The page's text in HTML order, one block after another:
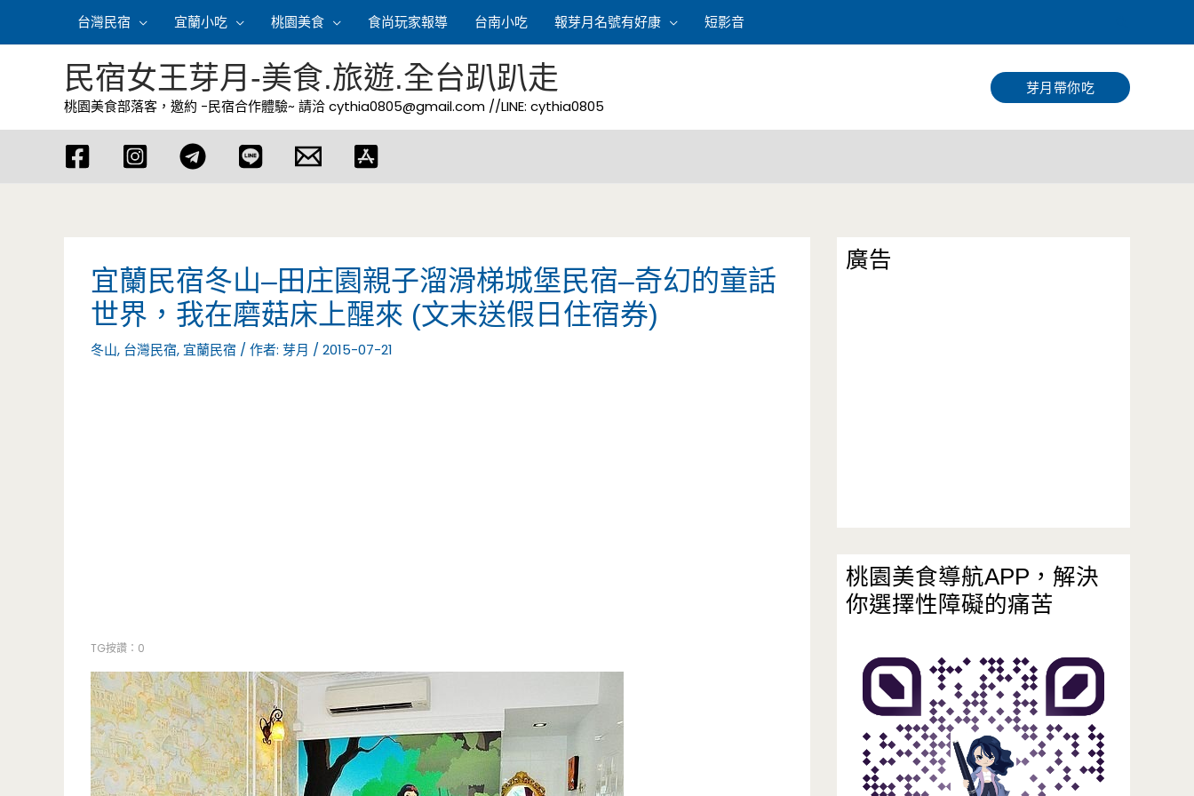
容
台灣民宿 宜蘭小吃 桃園美食 食尚玩家報導 台南小吃 報芽月名號有好康 短影音
尋
民宿女王芽月-美食.旅遊.全台趴趴走
桃園美食部落客，邀約 -民宿合作體驗~ 請洽cythia0805@gmail.com //LINE: cythia0805
芽月帶你吃
宜蘭民宿冬山–田庄園親子溜滑梯城堡民宿–奇幻的童話
世界，我在磨菇床上醒來 (文末送假日住宿券)
冬山, 台灣民宿, 宜蘭民宿 / 作者: 芽月 / 2015-07-21
TG按讚：0
廣告
桃園美食導航APP，解決
你選擇性障礙的痛苦